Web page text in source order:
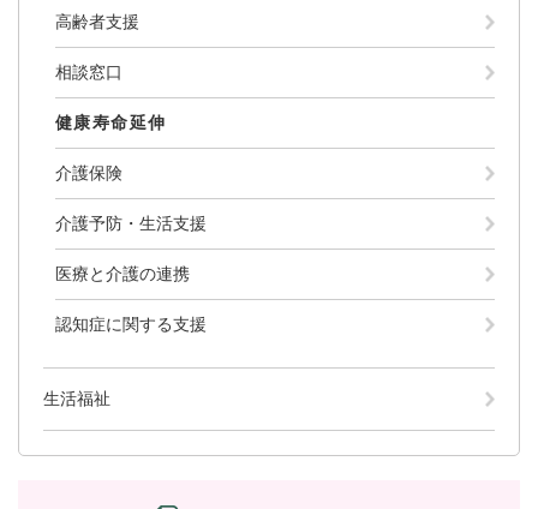
高齢者支援
相談窓口
健康寿命延伸
介護保険
介護予防・生活支援
医療と介護の連携
認知症に関する支援
生活福祉